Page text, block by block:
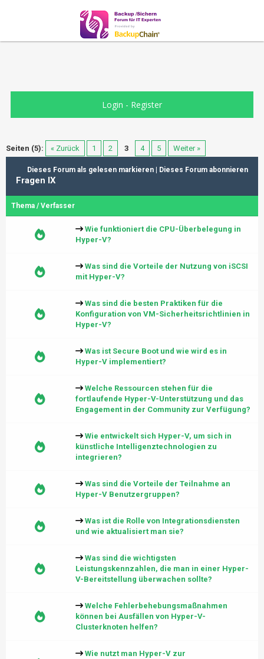
Login - Register
Seiten (5): « Zurück 1 2 3 4 5 Weiter »
Dieses Forum als gelesen markieren Dieses Forum abonnieren
Fragen IX
Thema /Verfasser
Wie funktioniert die CPU-Überbelegung in
Hyper-V?
Was sind die Vorteile der Nutzung von iSCSI
mit Hyper-V?
Was sind die besten Praktiken für die
Konfiguration von VM-Sicherheitsrichtlinien in
Hyper-V?
Was ist Secure Boot und wie wird es in
Hyper-V implementiert?
Welche Ressourcen stehen für die
fortlaufende Hyper-V-Unterstützung und das
Engagement in der Community zur Verfügung?
Wie entwickelt sich Hyper-V, um sich in
künstliche Intelligenztechnologien zu
integrieren?
Was sind die Vorteile der Teilnahme an
Hyper-V Benutzergruppen?
Was ist die Rolle von Integrationsdiensten
und wie aktualisiert man sie?
Was sind die wichtigsten
Leistungskennzahlen, die man in einer Hyper-
V-Bereitstellung überwachen sollte?
Welche Fehlerbehebungsmaßnahmen
können bei Ausfällen von Hyper-V-
Clusterknoten helfen?
Wie nutzt man Hyper-V zur